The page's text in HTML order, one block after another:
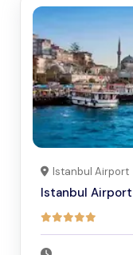
Istanbul Airport
Istanbul